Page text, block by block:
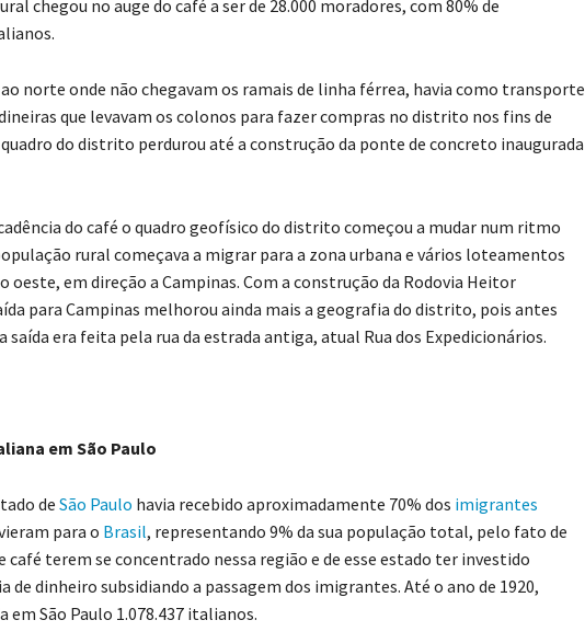
chegou no auge do café a ser de 28.000 moradores, com 80% de
norte onde não chegavam os ramais de linha férrea, havia como transporte
que levavam os colonos para fazer compras no distrito nos fins de
quadro do distrito perdurou até a construção da ponte de concreto inaugurada
do café o quadro geofísico do distrito começou a mudar num ritmo
rural começava a migrar para a zona urbana e vários loteamentos
oeste, em direção a Campinas. Com a construção da Rodovia Heitor
para Campinas melhorou ainda mais a geografia do distrito, pois antes
saída era feita pela rua da estrada antiga, atual Rua dos Expedicionários.
em São Paulo
de São Paulo havia recebido aproximadamente 70% dos imigrantes
para o Brasil, representando 9% da sua população total, pelo fato de
café terem se concentrado nessa região e de esse estado ter investido
de dinheiro subsidiando a passagem dos imigrantes. Até o ano de 1920,
em São Paulo 1.078.437 italianos.